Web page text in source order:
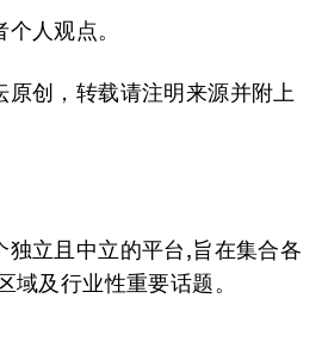
人观点。
原创，转载请注明来源并附上
独立且中立的平台,旨在集合各
域及行业性重要话题。